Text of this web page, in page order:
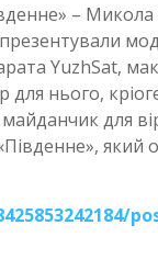
–
YuzhSat,
нього,
для
який